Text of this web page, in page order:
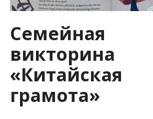
Семейная
викторина
«Китайская
грамота»